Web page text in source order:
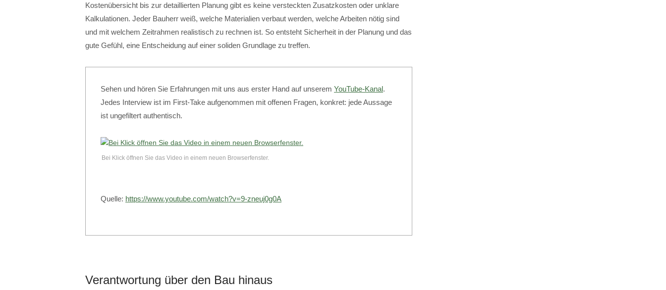
Kostenübersicht bis zur detaillierten Planung gibt es keine versteckten Zusatzkosten oder unklare
Kalkulationen. Jeder Bauherr weiß, welche Materialien verbaut werden, welche Arbeiten nötig sind
und mit welchem Zeitrahmen realistisch zu rechnen ist. So entsteht Sicherheit in der Planung und das
gute Gefühl, eine Entscheidung auf einer soliden Grundlage zu treffen.
Sehen und hören Sie Erfahrungen mit uns aus erster Hand auf unserem YouTube-Kanal.
Jedes Interview ist im First-Take aufgenommen mit offenen Fragen, konkret: jede Aussage
ist ungefiltert authentisch.
Bei Klick öffnen Sie das Video in einem neuen Browserfenster.
Quelle: https://www.youtube.com/watch?v=9-zneuj0g0A
Verantwortung über den Bau hinaus